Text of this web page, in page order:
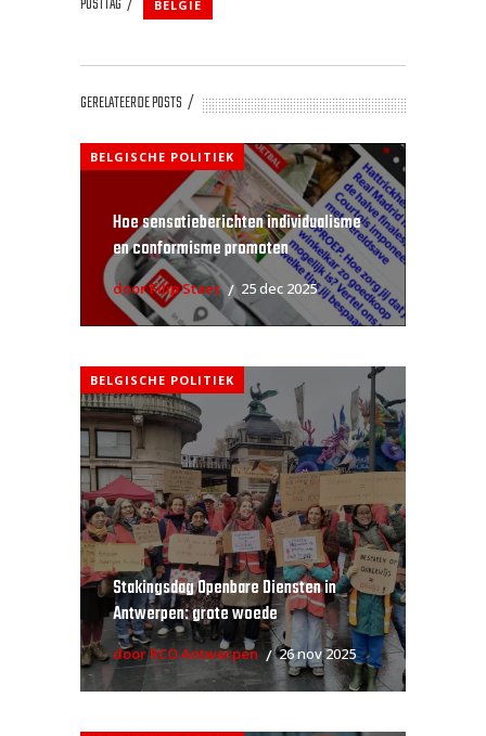
BELGIE
GERELATEERDE POSTS
BELGISCHE POLITIEK
Hoe sensatieberichten individualisme
en conformisme promoten
door Filip Staes 25 dec 2025
BELGISCHE POLITIEK
Stakingsdag Openbare Diensten in
Antwerpen: grote woede
door RCO Antwerpen 26 nov 2025